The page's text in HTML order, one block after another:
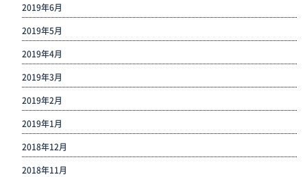
2019年6月
2019年5月
2019年4月
2019年3月
2019年2月
2019年1月
2018年12月
2018年11月